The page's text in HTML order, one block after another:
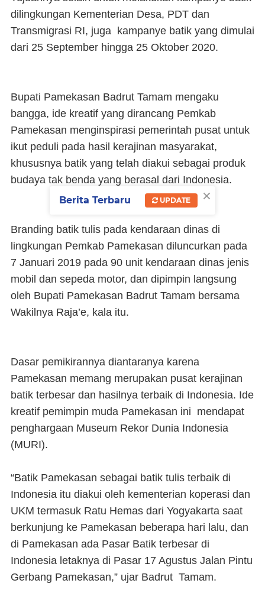
dilingkungan Kementerian Desa, PDT dan
Transmigrasi RI, juga kampanye batik yang dimulai
dari 25 September hingga 25 Oktober 2020.
Bupati Pamekasan Badrut Tamam mengaku
bangga, ide kreatif yang dirancang Pemkab
Pamekasan menginspirasi pemerintah pusat untuk
ikut peduli pada hasil kerajinan masyarakat,
khususnya batik yang telah diakui sebagai produk
budaya tak benda yang berasal dari Indonesia.
Branding batik tulis pada kendaraan dinas di
lingkungan Pemkab Pamekasan diluncurkan pada
7 Januari 2019 pada 90 unit kendaraan dinas jenis
mobil dan sepeda motor, dan dipimpin langsung
oleh Bupati Pamekasan Badrut Tamam bersama
Wakilnya Raja’e, kala itu.
Dasar pemikirannya diantaranya karena
Pamekasan memang merupakan pusat kerajinan
batik terbesar dan hasilnya terbaik di Indonesia. Ide
kreatif pemimpin muda Pamekasan ini mendapat
penghargaan Museum Rekor Dunia Indonesia
(MURI).
“Batik Pamekasan sebagai batik tulis terbaik di
Indonesia itu diakui oleh kementerian koperasi dan
UKM termasuk Ratu Hemas dari Yogyakarta saat
berkunjung ke Pamekasan beberapa hari lalu, dan
di Pamekasan ada Pasar Batik terbesar di
Indonesia letaknya di Pasar 17 Agustus Jalan Pintu
Gerbang Pamekasan,” ujar Badrut Tamam.
×
Berita Terbaru UPDATE